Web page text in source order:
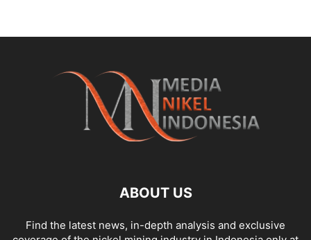
ABOUT US
Find the latest news, in-depth analysis and exclusive